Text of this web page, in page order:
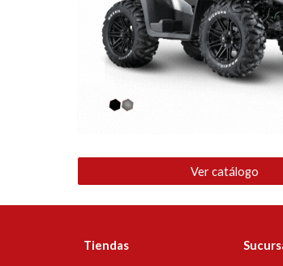
Ver catálogo
Tiendas